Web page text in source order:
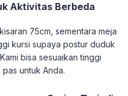
Aktivitas Berbeda
75cm, sementara meja
kursi supaya postur duduk
bisa sesuaikan tinggi
untuk Anda.